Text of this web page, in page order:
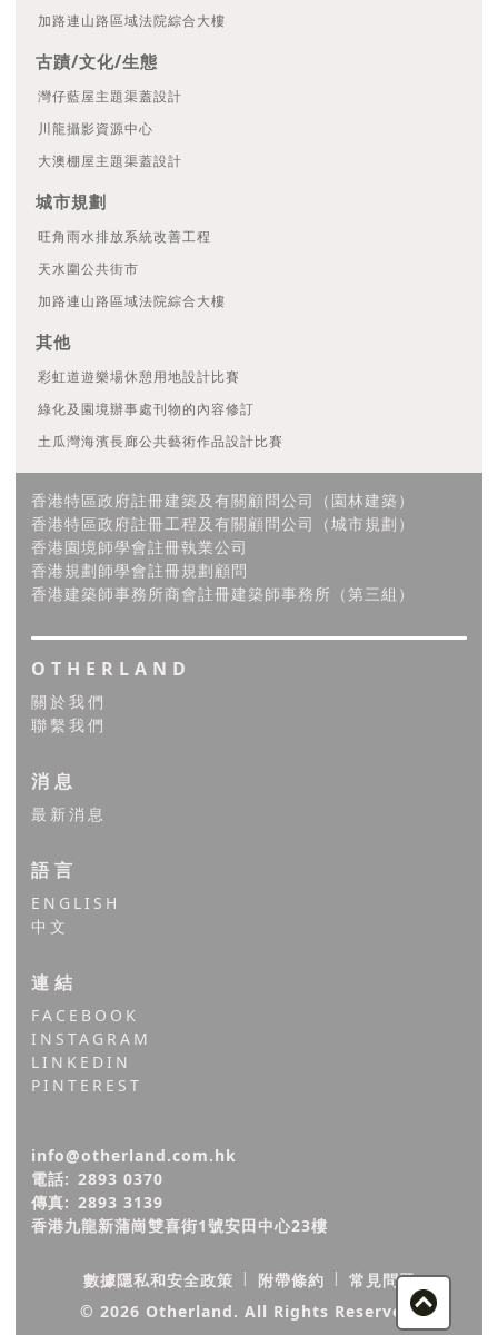
加路連山路區域法院綜合大樓
古蹟/文化/生態
灣仔藍屋主題渠蓋設計
川龍攝影資源中心
大澳棚屋主題渠蓋設計
城市規劃
旺角雨水排放系統改善工程
天水圍公共街市
加路連山路區域法院綜合大樓
其他
彩虹道遊樂場休憩用地設計比賽
綠化及園境辦事處刊物的內容修訂
土瓜灣海濱長廊公共藝術作品設計比賽
香港特區政府註冊建築及有關顧問公司（園林建築）
香港特區政府註冊工程及有關顧問公司（城市規劃）
香港園境師學會註冊執業公司
香港規劃師學會註冊規劃顧問
香港建築師事務所商會註冊建築師事務所（第三組）
OTHERLAND
關於我們
聯繫我們
消息
最新消息
語言
ENGLISH
中文
連結
FACEBOOK
INSTAGRAM
LINKEDIN
PINTEREST
info@otherland.com.hk
電話: 2893 0370
傳真: 2893 3139
香港九龍新蒲崗雙喜街1號安田中心23樓
數據隱私和安全政策 | 附帶條約 |
常見問題
© 2026 Otherland. All Rights Reserved.